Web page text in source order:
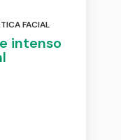
FACIAL
intenso